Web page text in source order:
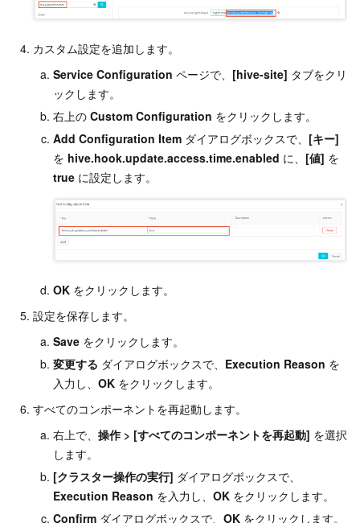
カスタム設定を追加します。
Service Configuration ページで、 [hive-site] タブをクリ
ックします。
右上の Custom Configuration をクリックします。
Add Configuration Item ダイアログボックスで、 [キー]
を hive.hook.update.access.time.enabled に、 [値] を
true に設定します。
OK をクリックします。
設定を保存します。
Save をクリックします。
変更する ダイアログボックスで、 Execution Reason を
入力し、 OK をクリックします。
すべてのコンポーネントを再起動します。
右上で、 操作 > [すべてのコンポーネントを再起動] を選択
します。
[クラスター操作の実行] ダイアログボックスで、
Execution Reason を入力し、 OK をクリックします。
Confirm ダイアログボックスで、 OK をクリックします。